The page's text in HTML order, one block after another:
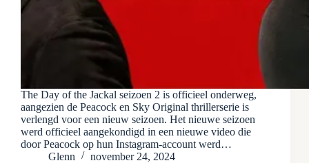
The Day of the Jackal seizoen 2 is officieel onderweg,
aangezien de Peacock en Sky Original thrillerserie is
verlengd voor een nieuw seizoen. Het nieuwe seizoen
werd officieel aangekondigd in een nieuwe video die
door Peacock op hun Instagram-account werd…
Glenn
november 24, 2024